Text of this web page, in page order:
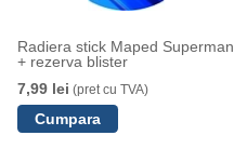
Radiera stick Maped Superman
+ rezerva blister
7,99 lei (pret cu TVA)